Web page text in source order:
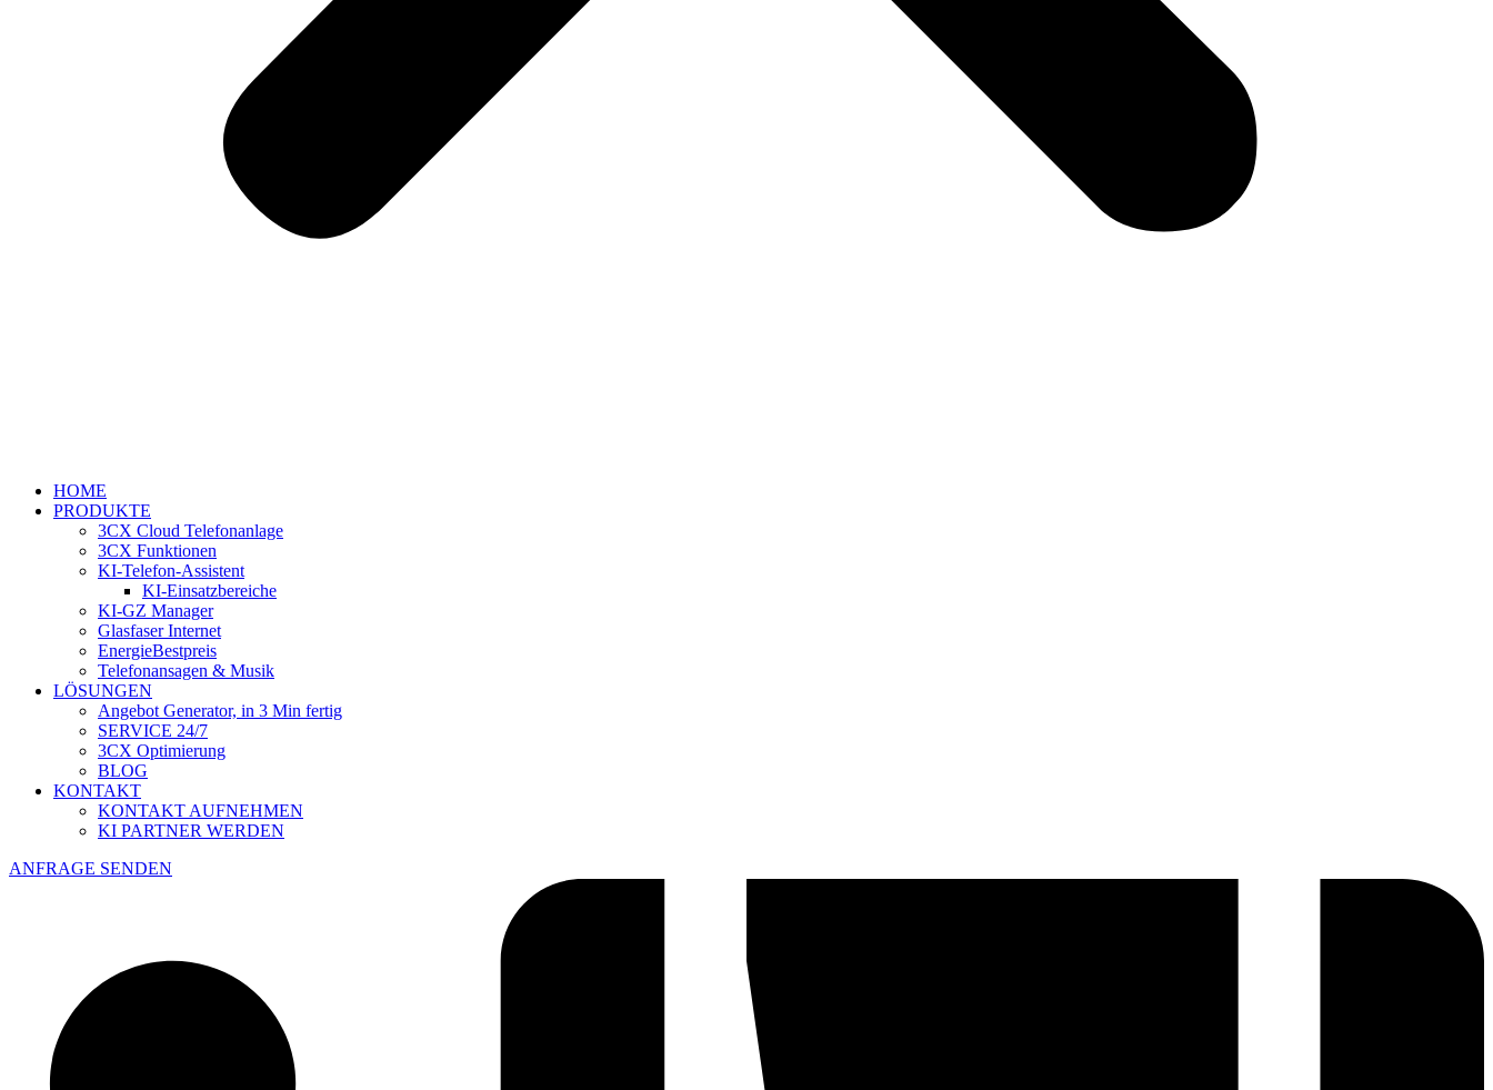
HOME
PRODUKTE
3CX Cloud Telefonanlage
3CX Funktionen
KI-Telefon-Assistent
KI-Einsatzbereiche
KI-GZ Manager
Glasfaser Internet
EnergieBestpreis
Telefonansagen & Musik
LÖSUNGEN
Angebot Generator, in 3 Min fertig
SERVICE 24/7
3CX Optimierung
BLOG
KONTAKT
KONTAKT AUFNEHMEN
KI PARTNER WERDEN
ANFRAGE SENDEN